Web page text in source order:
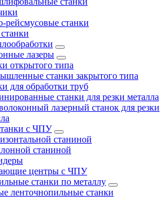
рейсмусовые станки
лазеры
открытого типа
станки закрытого типа
для обработки труб
станки для резки металла
лазерный станок для резки
с ЧПУ
станиной
станиной
центры с ЧПУ
станки по металлу
ленточнопильные станки